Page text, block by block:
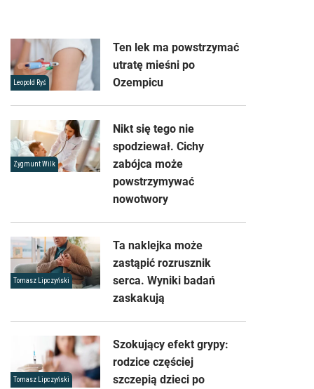
Leopold Ryś
Ten lek ma powstrzymać
utratę mieśni po
Ozempicu
Zygmunt Wilk
Nikt się tego nie
spodziewał. Cichy
zabójca może
powstrzymywać
nowotwory
Tomasz Lipczyński
Ta naklejka może
zastąpić rozrusznik
serca. Wyniki badań
zaskakują
Tomasz Lipczyński
Szokujący efekt grypy:
rodzice częściej
szczepią dzieci po